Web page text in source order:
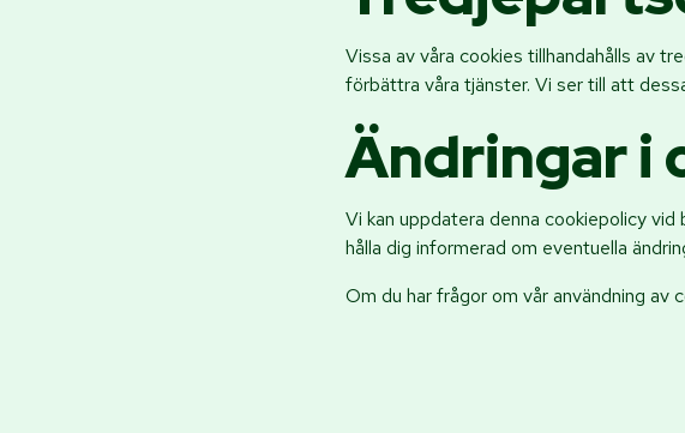
Vissa av våra cookies tillhandahålls av
förbättra våra tjänster. Vi ser till att
Ändringar i
Vi kan uppdatera denna cookiepolicy
hålla dig informerad om eventuella
Om du har frågor om vår användning av